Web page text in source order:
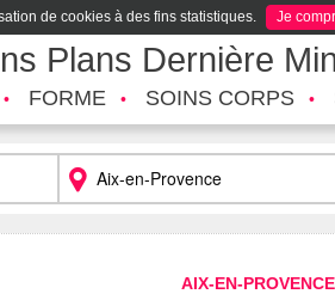
de cookies à des fins statistiques. Je
Plans Dernière
FORME SOINS CORPS
AIX-EN-PROVENCE